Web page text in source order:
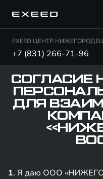
EXEED ЦЕНТР
+7 (831) 266-71-96
СОГЛАСИЕ
ДЛЯ
1. Я даю ООО